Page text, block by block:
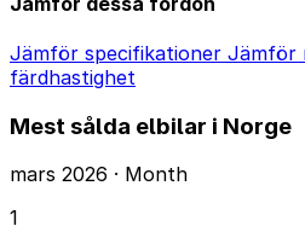
Jämför specifikationer Jämför
färdhastighet
Mest sålda elbilar i Norge
mars 2026 · Month
1